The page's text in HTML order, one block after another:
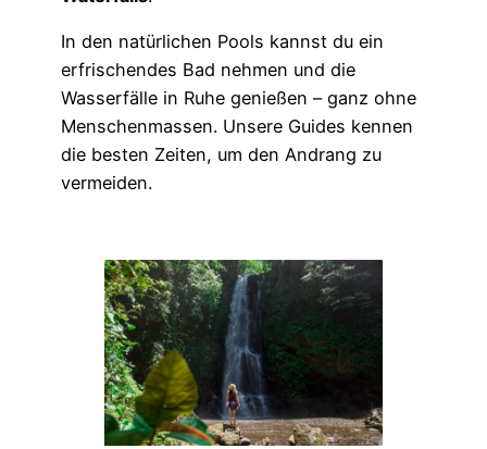
In den natürlichen Pools kannst du ein
erfrischendes Bad nehmen und die
Wasserfälle in Ruhe genießen – ganz ohne
Menschenmassen. Unsere Guides kennen
die besten Zeiten, um den Andrang zu
vermeiden.